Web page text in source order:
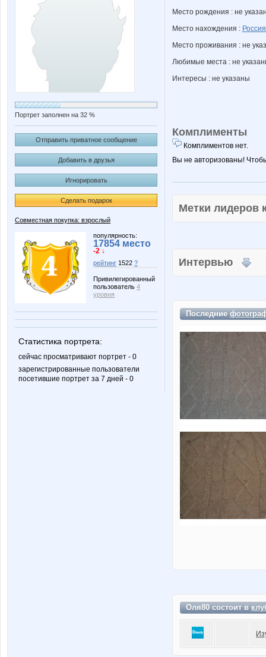
Портрет заполнен на 32 %
Отправить приватное сообщение
Добавить в друзья
Игнорировать
Сделать подарок
Совместная покупка: взрослый
популярность:
17854 место
-2 ↓
рейтинг 1522 ?
Привилегированный
пользователь 4
уровня
Статистика портрета:
сейчас просматривают портрет - 0
зарегистрированные пользователи
посетившие портрет за 7 дней - 0
Место рождения : не
Место нахождения : Россия
Место проживания : не
Любимые места : не
Интересы : не указаны
Комплименты
Комплиментов нет.
Вы не авторизованы!
Метки
Интервью
Последние
Оля80 состоит в